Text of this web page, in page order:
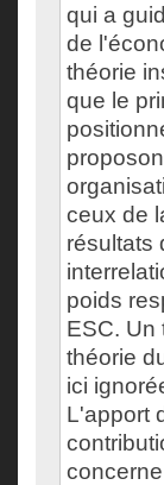
qui a
de
théorie
que le
ceux de
résultats
poids
ESC. Un
théorie
ici
L'apport